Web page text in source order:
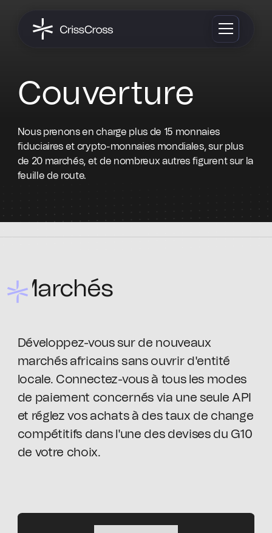
Couverture
Nous prenons en charge plus de 15 monnaies
fiduciaires et crypto-monnaies mondiales, sur plus
de 20 marchés, et de nombreux autres figurent sur la
feuille de route.
Marchés
Développez-vous sur de nouveaux
marchés africains sans ouvrir d'entité
locale. Connectez-vous à tous les modes
de paiement concernés via une seule API
et réglez vos achats à des taux de change
compétitifs dans l'une des devises du G10
de votre choix.